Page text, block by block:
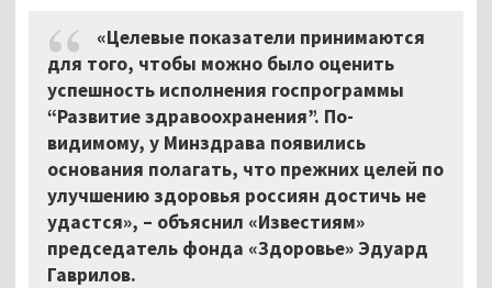
«Целевые показатели принимаются
для того, чтобы можно было оценить
успешность исполнения госпрограммы
“Развитие здравоохранения”. По-
видимому, у Минздрава появились
основания полагать, что прежних целей по
улучшению здоровья россиян достичь не
удастся», – объяснил «Известиям»
председатель фонда «Здоровье» Эдуард
Гаврилов.